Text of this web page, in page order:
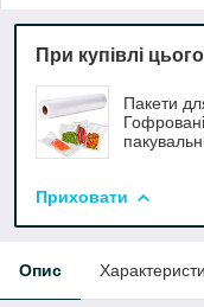
При купівлі
Пакети
Приховати
Опис